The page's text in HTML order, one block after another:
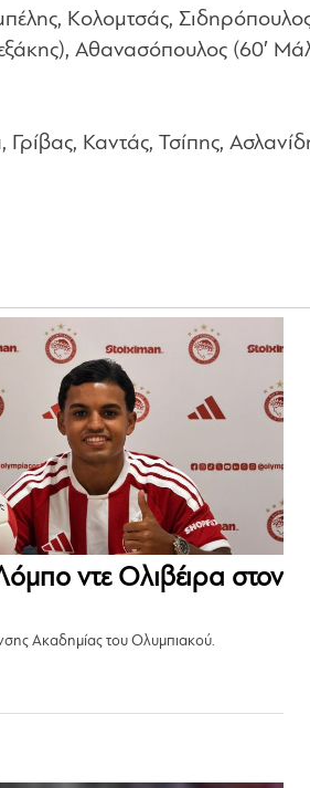
Κολομτσάς,
Αθανασόπουλος (60′
Καντάς, Τσίπης,
ντε Ολιβέιρα στον
Ακαδημίας του Ολυμπιακού.